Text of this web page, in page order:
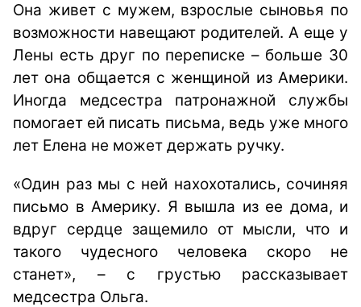
Она живет с мужем, взрослые сыновья по
возможности навещают родителей. А еще у
Лены есть друг по переписке – больше 30
лет она общается с женщиной из Америки.
Иногда медсестра патронажной службы
помогает ей писать письма, ведь уже много
лет Елена не может держать ручку.
«Один раз мы с ней нахохотались, сочиняя
письмо в Америку. Я вышла из ее дома, и
вдруг сердце защемило от мысли, что и
такого чудесного человека скоро не
станет», – с грустью рассказывает
медсестра Ольга.